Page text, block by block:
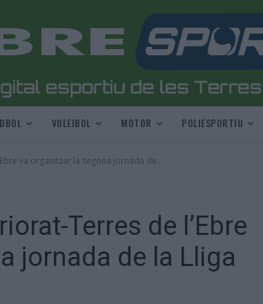
VOLEIBOL MOTOR POLIESPORTIU
va organitzar la segona jornada de...
Terres de l’Ebre
jornada de la Lliga